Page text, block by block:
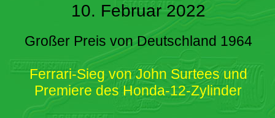
10. Februar 2022
Großer Preis von Deutschland 1964
Ferrari-Sieg von John Surtees und
Premiere des Honda-12-Zylinder